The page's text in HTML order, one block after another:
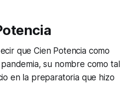
que Cien Potencia como
su nombre como tal
en la preparatoria que hizo